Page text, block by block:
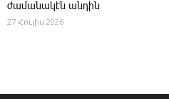
ժամանակէն անդին
27 Հուլիս 2026